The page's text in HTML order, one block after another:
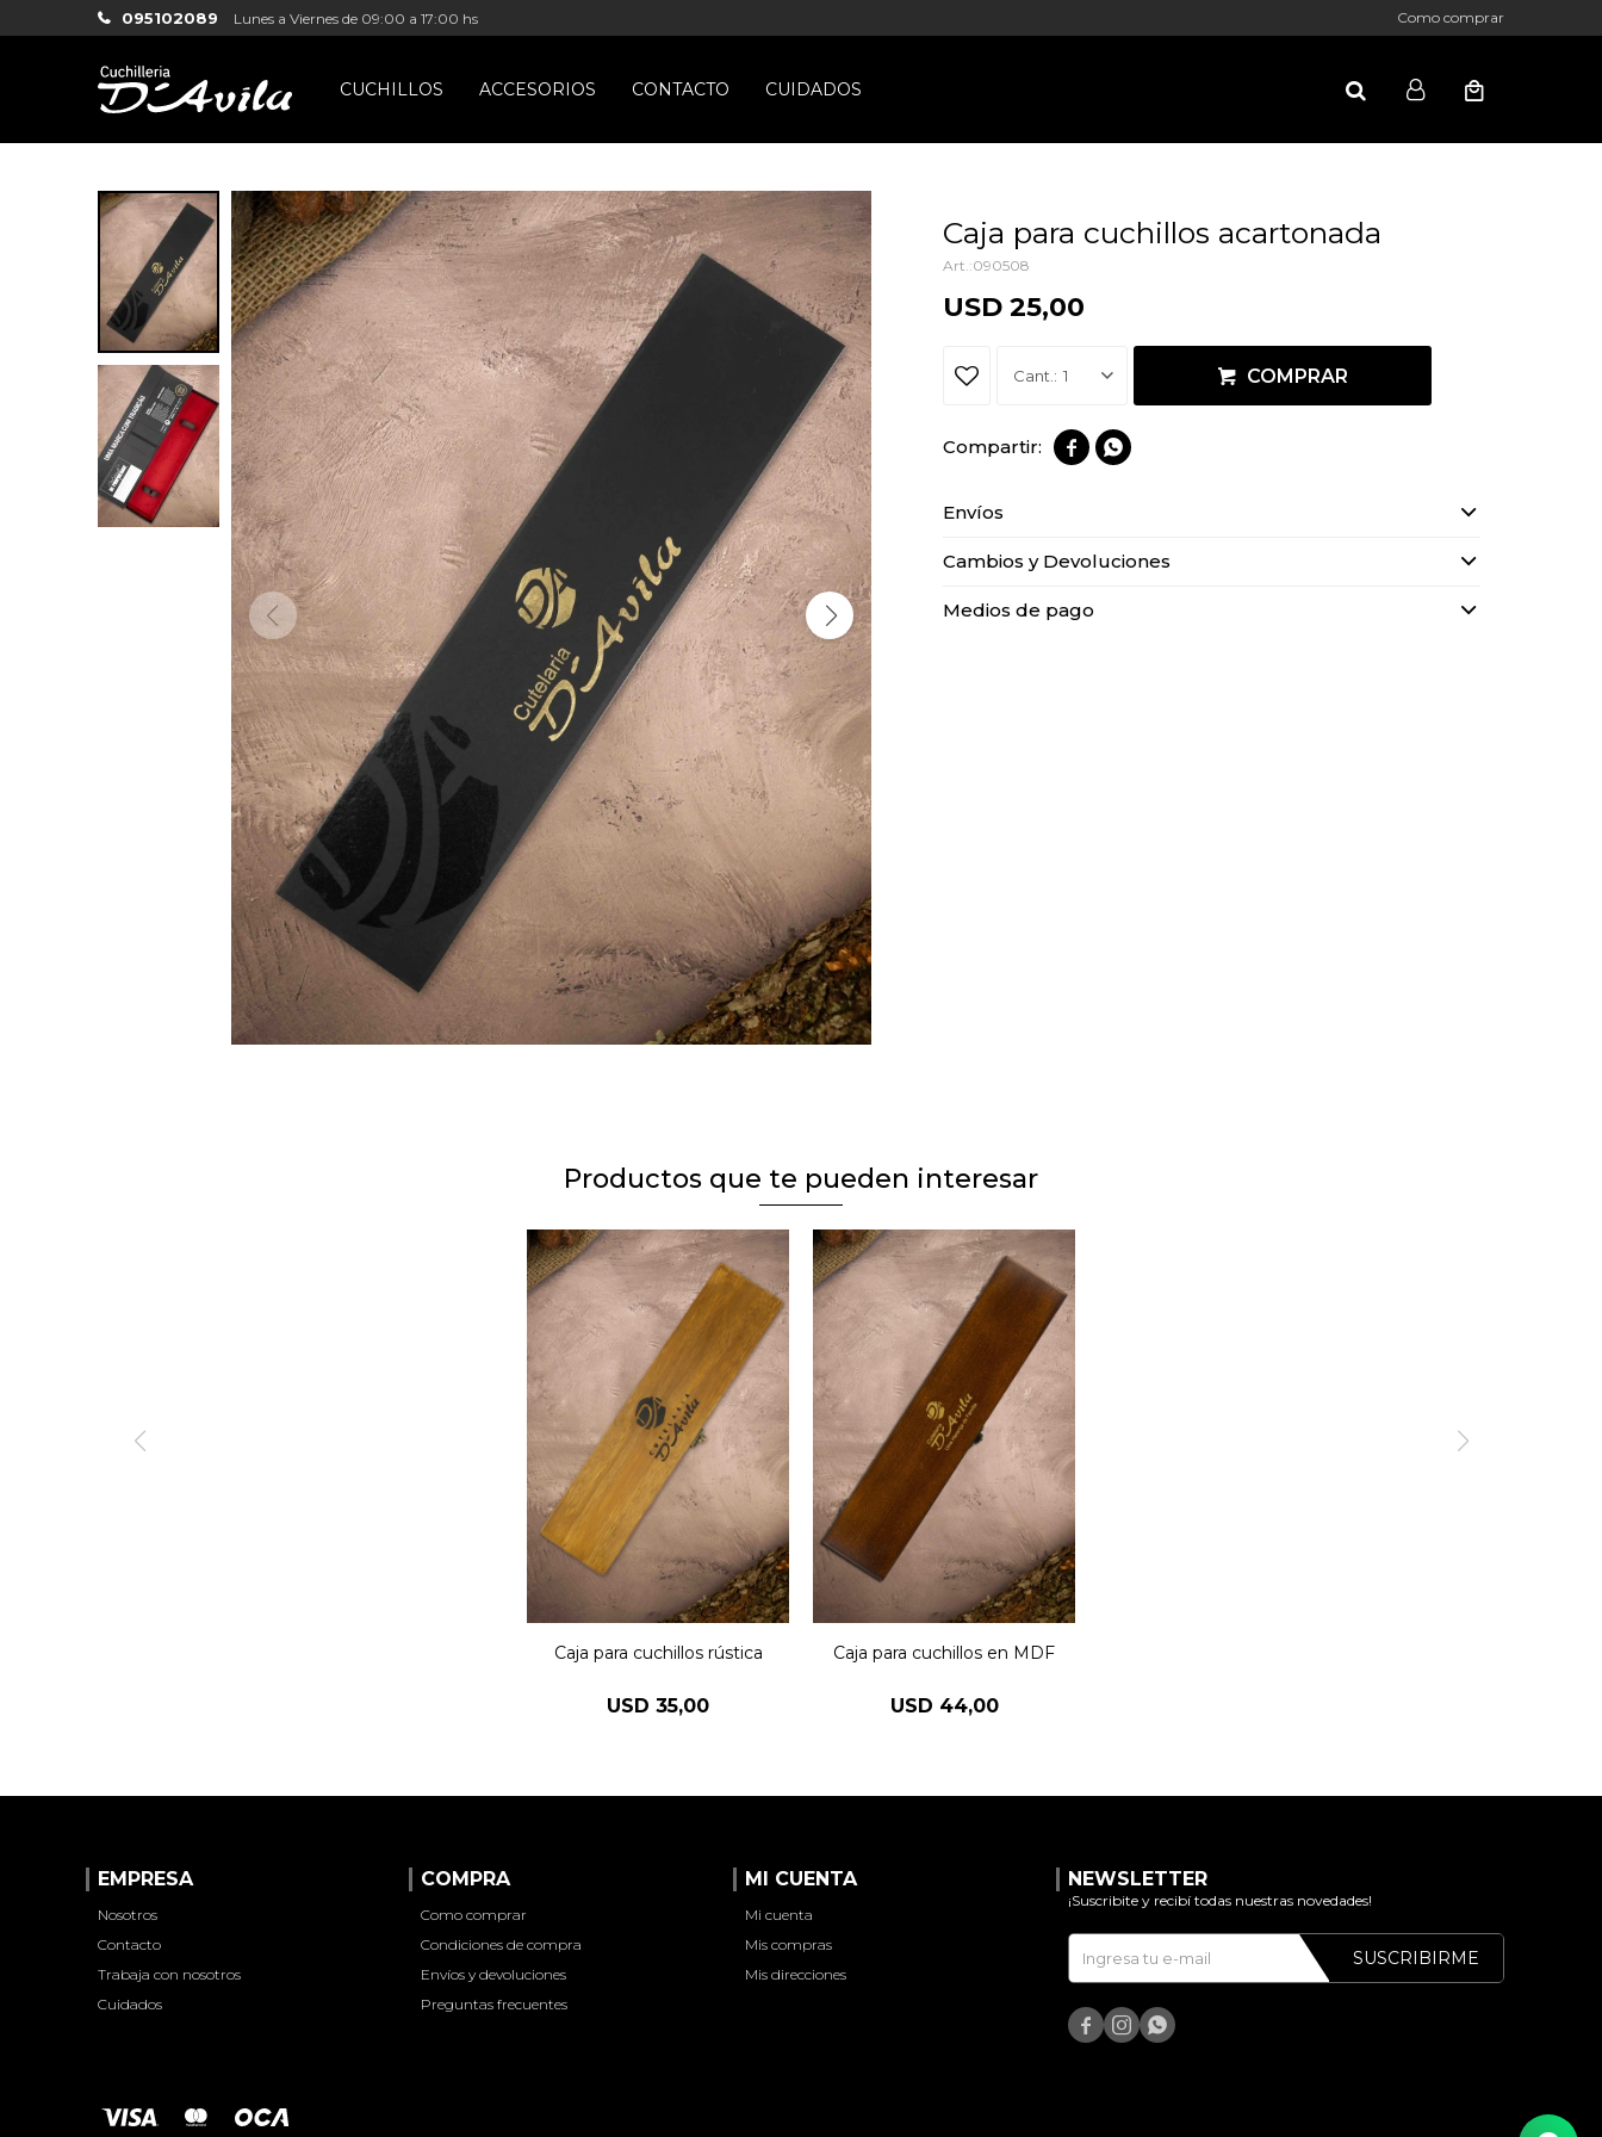
CUCHILLOS ACCESORIOS CONTACTO CUIDADOS
095102089 Lunes a Viernes de 09:00 a 17:00 hs Como comprar
Caja para cuchillos acartonada
090508
USD 25,00
1 COMPRAR
 
Envíos
Cambios y Devoluciones
Medios de pago
Productos que te pueden interesar
Caja para cuchillos rústica
USD 35,00
Caja para cuchillos en MDF
USD 44,00
EMPRESA
Nosotros
Contacto
Trabaja con nosotros
Cuidados
COMPRA
Como comprar
Condiciones de compra
Envíos y devoluciones
Preguntas frecuentes
MI CUENTA
Mi cuenta
Mis compras
Mis direcciones
NEWSLETTER
¡Suscribite y recibí todas nuestras novedades!
SUSCRIBIRME
  